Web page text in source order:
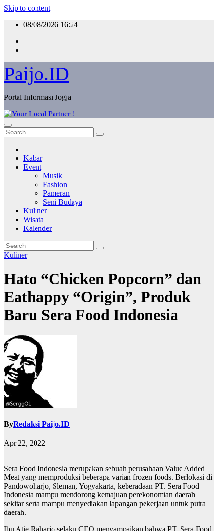
Skip to content
08/08/2026 16:24
Paijo.ID
Portal Informasi Jogja
Kabar
Event
Musik
Fashion
Pameran
Seni Budaya
Kuliner
Wisata
Kalender
Kuliner
Hato “Chicken Popcorn” dan
Eathappy “Origin”, Produk
Baru Sera Food Indonesia
ByRedaksi Paijo.ID
Apr 22, 2022
Sera Food Indonesia merupakan sebuah perusahaan Value Added
Meat yang memproduksi beberapa varian frozen foods. Berlokasi di
Pandowoharjo, Sleman, Yogyakarta, keberadaan PT. Sera Food
Indonesia mampu mendorong kemajuan perekonomian daerah
sekitar serta mampu menyediakan lapangan pekerjaan untuk putra
daerah.
Ibu Atie Raharjo selaku CEO menyampaikan bahwa PT. Sera Food